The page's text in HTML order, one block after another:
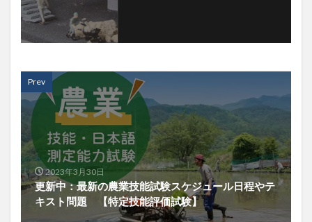
Prev
2023年3月30日
更新中：最新の農業技能試験スケジュール日程やテ
キスト問題 【特定技能評価試験】